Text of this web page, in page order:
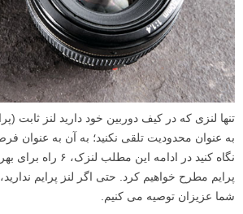
به عنوان محدودیت تلقی نکنید؛ به آن به عنوان
نگاه کنید در ادامه این
پرایم مطرح خواهیم کرد. حتی اگر لنز پرایم
شما عزیزان توصیه می کنیم.